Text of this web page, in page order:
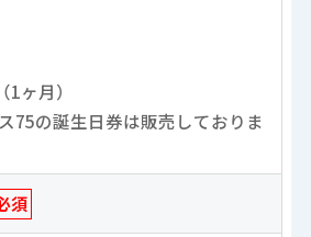
ヶ月）
75の誕生日券は販売しておりま
須